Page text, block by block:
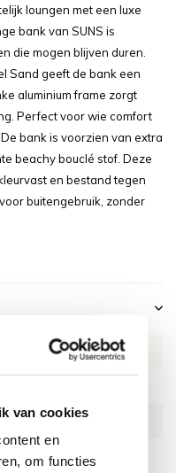
van cookies
en
om functies
loungen met een luxe
bank van SUNS is
die mogen blijven duren.
Sand geeft de bank een
aluminium frame zorgt
Perfect voor wie comfort
bank is voorzien van extra
beachy bouclé stof. Deze
en bestand tegen
buitengebruik, zonder